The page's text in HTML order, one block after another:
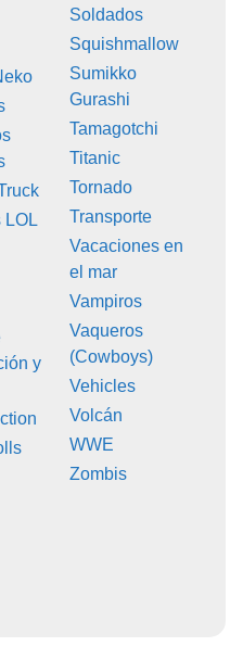
LOL
y
Soldados
Squishmallow
Sumikko
Gurashi
Tamagotchi
Titanic
Tornado
Transporte
Vacaciones en
el mar
Vampiros
Vaqueros
(Cowboys)
Vehicles
Volcán
WWE
Zombis